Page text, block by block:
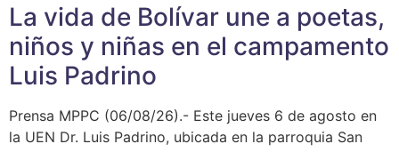
‎La vida de Bolívar une a poetas,
niños y niñas en el campamento
Luis Padrino
‎Prensa MPPC (06/08/26).- Este jueves 6 de agosto en
la UEN Dr. Luis Padrino, ubicada en la parroquia San